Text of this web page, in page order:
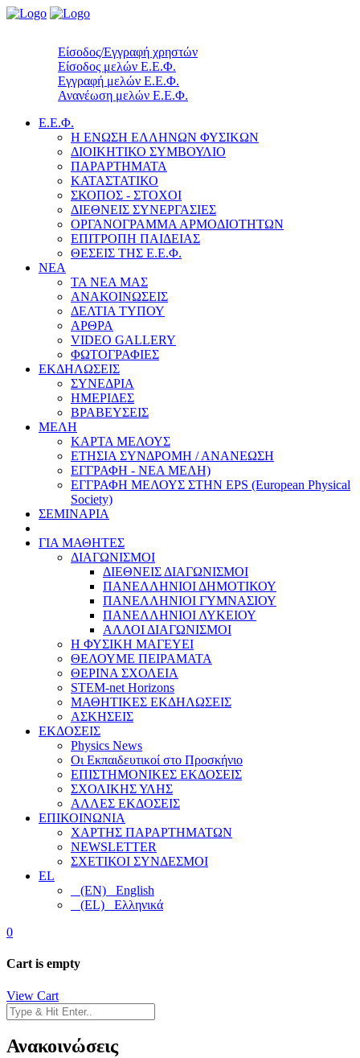
Είσοδος/Εγγραφή χρηστών
Είσοδος μελών Ε.Ε.Φ.
Εγγραφή μελών Ε.Ε.Φ.
Ανανέωση μελών Ε.Ε.Φ.
Ε.Ε.Φ.
Η ΕΝΩΣΗ ΕΛΛΗΝΩΝ ΦΥΣΙΚΩΝ
ΔΙΟΙΚΗΤΙΚΟ ΣΥΜΒΟΥΛΙΟ
ΠΑΡΑΡΤΗΜΑΤΑ
ΚΑΤΑΣΤΑΤΙΚΟ
ΣΚΟΠΟΣ - ΣΤΟΧΟΙ
ΔΙΕΘΝΕΙΣ ΣΥΝΕΡΓΑΣΙΕΣ
ΟΡΓΑΝΟΓΡΑΜΜΑ ΑΡΜΟΔΙΟΤΗΤΩΝ
ΕΠΙΤΡΟΠΗ ΠΑΙΔΕΙΑΣ
ΘΕΣΕΙΣ ΤΗΣ Ε.Ε.Φ.
ΝΕΑ
ΤΑ ΝΕΑ ΜΑΣ
ΑΝΑΚΟΙΝΩΣΕΙΣ
ΔΕΛΤΙΑ ΤΥΠΟΥ
ΑΡΘΡΑ
VIDEO GALLERY
ΦΩΤΟΓΡΑΦΙΕΣ
ΕΚΔΗΛΩΣΕΙΣ
ΣΥΝΕΔΡΙΑ
ΗΜΕΡΙΔΕΣ
ΒΡΑΒΕΥΣΕΙΣ
ΜΕΛΗ
ΚΑΡΤΑ ΜΕΛΟΥΣ
ΕΤΗΣΙΑ ΣΥΝΔΡΟΜΗ / ΑΝΑΝΕΩΣΗ
ΕΓΓΡΑΦΗ - ΝΕΑ ΜΕΛΗ)
ΕΓΓΡΑΦΗ ΜΕΛΟΥΣ ΣΤΗΝ EPS (European Physical
Society)
ΣΕΜΙΝΑΡΙΑ
ΓΙΑ ΜΑΘΗΤΕΣ
ΔΙΑΓΩΝΙΣΜΟΙ
ΔΙΕΘΝΕΙΣ ΔΙΑΓΩΝΙΣΜΟΙ
ΠΑΝΕΛΛΗΝΙΟΙ ΔΗΜΟΤΙΚΟΥ
ΠΑΝΕΛΛΗΝΙΟΙ ΓΥΜΝΑΣΙΟΥ
ΠΑΝΕΛΛΗΝΙΟΙ ΛΥΚΕΙΟΥ
ΑΛΛΟΙ ΔΙΑΓΩΝΙΣΜΟΙ
Η ΦΥΣΙΚΗ ΜΑΓΕΥΕΙ
ΘΕΛΟΥΜΕ ΠΕΙΡΑΜΑΤΑ
ΘΕΡΙΝΑ ΣΧΟΛΕΙΑ
STEM-net Horizons
ΜΑΘΗΤΙΚΕΣ ΕΚΔΗΛΩΣΕΙΣ
ΑΣΚΗΣΕΙΣ
ΕΚΔΟΣΕΙΣ
Physics News
Οι Εκπαιδευτικοί στο Προσκήνιο
ΕΠΙΣΤΗΜΟΝΙΚΕΣ ΕΚΔΟΣΕΙΣ
ΣΧΟΛΙΚΗΣ ΥΛΗΣ
ΑΛΛΕΣ ΕΚΔΟΣΕΙΣ
ΕΠΙΚΟΙΝΩΝΙΑ
ΧΑΡΤΗΣ ΠΑΡΑΡΤΗΜΑΤΩΝ
NEWSLETTER
ΣΧΕΤΙΚΟΙ ΣΥΝΔΕΣΜΟΙ
EL
(EN) English
(EL) Ελληνικά
0
Cart is empty
View Cart
Ανακοινώσεις